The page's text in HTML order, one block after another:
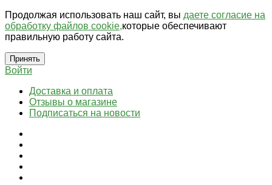
Продолжая использовать наш сайт, вы даете согласие на
обработку файлов cookie,которые обеспечивают
правильную работу сайта.
Принять
Войти
Доставка и оплата
Отзывы о магазине
Подписаться на новости